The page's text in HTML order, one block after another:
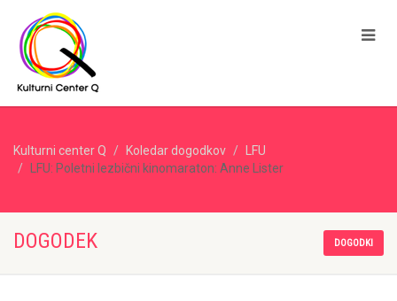
Kulturni center Q Koledar dogodkov
LFU
LFU: Poletni lezbični kinomaraton: Anne Lister
DOGODEK DOGODKI